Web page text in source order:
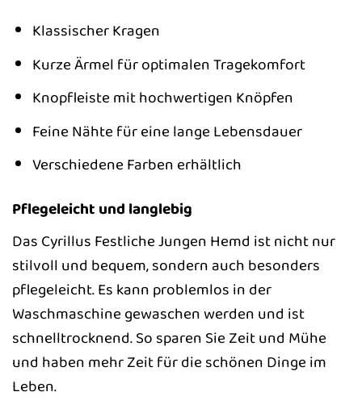
Klassischer Kragen
Kurze Ärmel für optimalen Tragekomfort
Knopfleiste mit hochwertigen Knöpfen
Feine Nähte für eine lange Lebensdauer
Verschiedene Farben erhältlich
Pflegeleicht und langlebig
Das Cyrillus Festliche Jungen Hemd ist nicht nur
stilvoll und bequem, sondern auch besonders
pflegeleicht. Es kann problemlos in der
Waschmaschine gewaschen werden und ist
schnelltrocknend. So sparen Sie Zeit und Mühe
und haben mehr Zeit für die schönen Dinge im
Leben.